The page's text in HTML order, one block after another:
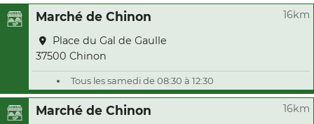
Marché de Chinon 16km
Place du Gal de Gaulle
37500 Chinon
Tous les samedi de 08:30 à 12:30
Marché de Chinon 16km